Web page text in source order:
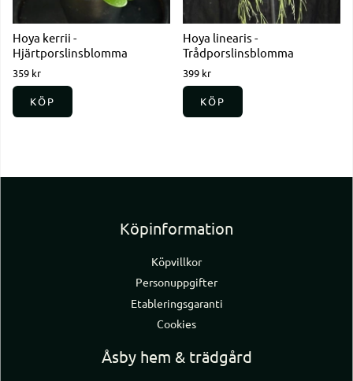
Hoya kerrii -
Hjärtporslinsblomma
359 kr
KÖP
Hoya linearis -
Trådporslinsblomma
399 kr
KÖP
Köpinformation
Köpvillkor
Personuppgifter
Etableringsgaranti
Cookies
Åsby hem & trädgård